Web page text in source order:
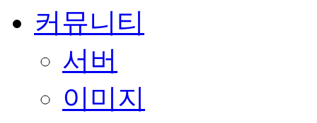
커뮤니티
서버
이미지